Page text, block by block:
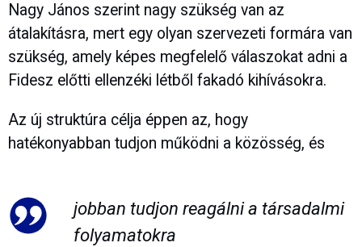
Nagy János szerint nagy szükség van az
átalakításra, mert egy olyan szervezeti formára van
szükség, amely képes megfelelő válaszokat adni a
Fidesz előtti ellenzéki létből fakadó kihívásokra.
Az új struktúra célja éppen az, hogy
hatékonyabban tudjon működni a közösség, és
jobban tudjon reagálni a társadalmi
folyamatokra